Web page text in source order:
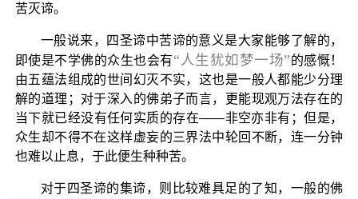
苦灭谛。
一般说来，四圣谛中苦谛的意义是大家能够了解的，
即使是不学佛的众生也会有“人生犹如梦一场”的感慨！
由五蕴法组成的世间幻灭不实，这也是一般人都能少分理
解的道理；对于深入的佛弟子而言，更能现观万法存在的
当下就已经没有任何实质的存在——非空亦非有；但是，
众生却不得不在这样虚妄的三界法中轮回不断，连一分钟
也难以止息，于此便生种种苦。
对于四圣谛的集谛，则比较难具足的了知，一般的佛